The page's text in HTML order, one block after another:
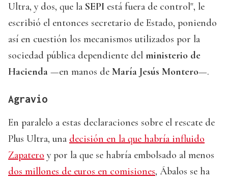
Ultra, y dos, que la SEPI está fuera de control", le
escribió el entonces secretario de Estado, poniendo
así en cuestión los mecanismos utilizados por la
sociedad pública dependiente del ministerio de
Hacienda —en manos de María Jesús Montero—.
Agravio
En paralelo a estas declaraciones sobre el rescate de
Plus Ultra, una decisión en la que habría influido
Zapatero y por la que se habría embolsado al menos
dos millones de euros en comisiones, Ábalos se ha